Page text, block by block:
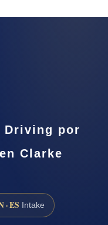
Driving por
Clarke
· ES Intake